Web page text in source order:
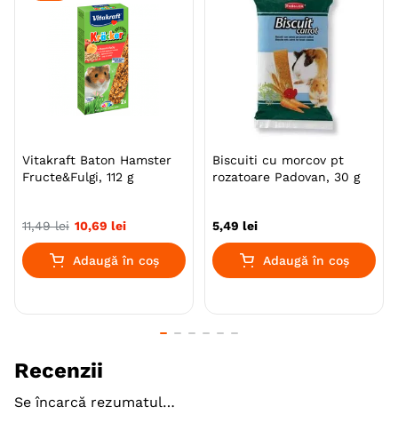
Vitakraft Baton Hamster
Fructe&Fulgi, 112 g
11,49 lei 10,69 lei
Adaugă în coș
Biscuiti cu morcov pt
rozatoare Padovan, 30 g
5,49 lei
Adaugă în coș
Recenzii
Se încarcă rezumatul…